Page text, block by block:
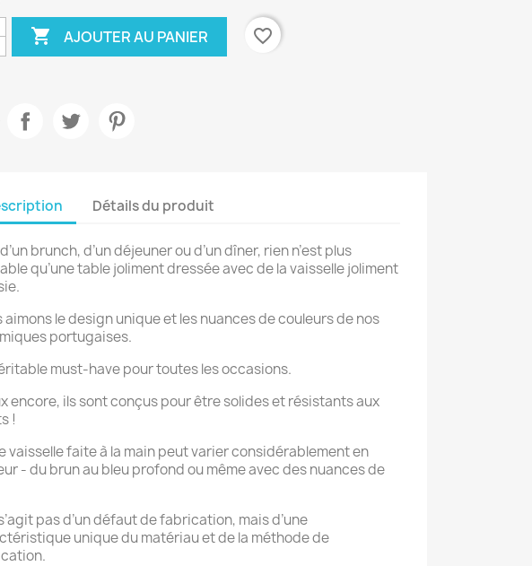
 AJOUTER AU PANIER favorite_border
Détails du produit
brunch, d’un déjeuner ou d’un dîner, rien n’est plus
qu’une table joliment dressée avec de la vaisselle joliment
aimons le design unique et les nuances de couleurs de nos
portugaises.
must-have pour toutes les occasions.
encore, ils sont conçus pour être solides et résistants aux
!
vaisselle faite à la main peut varier considérablement en
- du brun au bleu profond ou même avec des nuances de
pas d’un défaut de fabrication, mais d’une
unique du matériau et de la méthode de